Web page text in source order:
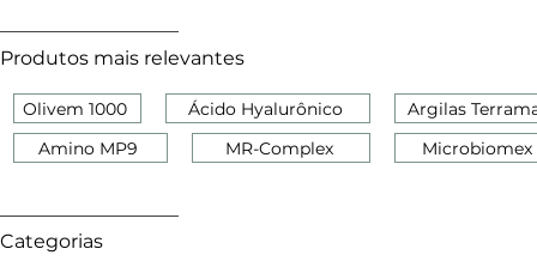
Produtos mais relevantes
Olivem 1000
Ácido Hyalurônico
Amino MP9
MR-Complex
Argilas
Microbiomex
Categorias